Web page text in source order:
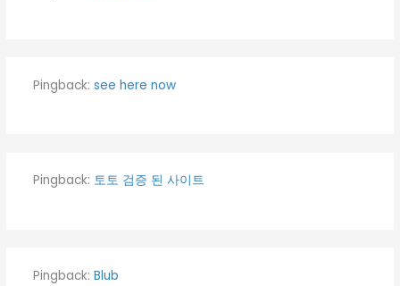
Pingback: see here now
Pingback: 토토 검증 된 사이트
Pingback: Blub